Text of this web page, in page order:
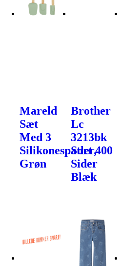
Mareld
Sæt
Med 3
Silikonespatler,
Grøn
Brother
Lc
3213bk
Sort 400
Sider
Blæk